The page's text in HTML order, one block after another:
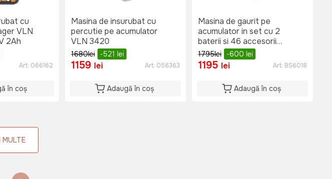
cu
VLN
2Ah
Art: 066162
în coș
Masina de insurubat cu
percutie pe acumulator
VLN 3420
1680lei -521 lei
1159 lei Art: 056363
Adaugă în coș
Masina de gaurit pe
acumulator in set cu 2
baterii si 46 accesorii
BS6018
1795lei -600 lei
1195 lei Art: BS6018
Adaugă în coș
MULTE